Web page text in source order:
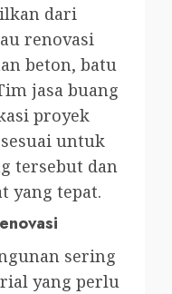
dari
renovasi
beton, batu
jasa buang
proyek
untuk
tersebut dan
yang tepat.
sering
yang perlu